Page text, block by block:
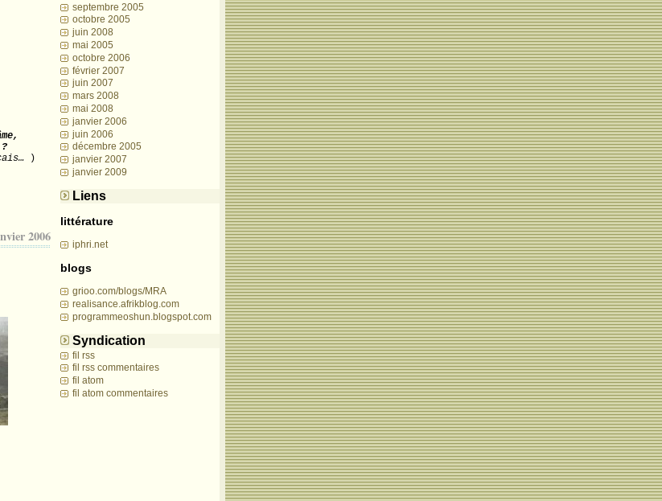
)
2006
septembre 2005
octobre 2005
juin 2008
mai 2005
octobre 2006
février 2007
juin 2007
mars 2008
mai 2008
janvier 2006
juin 2006
décembre 2005
janvier 2007
janvier 2009
Liens
littérature
iphri.net
blogs
grioo.com/blogs/MRA
realisance.afrikblog.com
programmeoshun.blogspot.com
Syndication
fil rss
fil rss commentaires
fil atom
fil atom commentaires